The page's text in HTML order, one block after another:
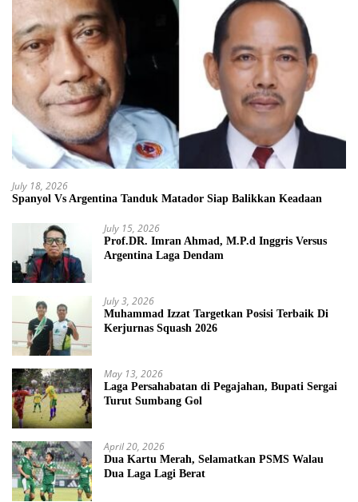
July 18, 2026
Spanyol Vs Argentina Tanduk Matador Siap Balikkan Keadaan
July 15, 2026
Prof.DR. Imran Ahmad, M.P.d Inggris Versus
Argentina Laga Dendam
July 3, 2026
Muhammad Izzat Targetkan Posisi Terbaik Di
Kerjurnas Squash 2026
May 13, 2026
Laga Persahabatan di Pegajahan, Bupati Sergai
Turut Sumbang Gol
April 20, 2026
Dua Kartu Merah, Selamatkan PSMS Walau
Dua Laga Lagi Berat